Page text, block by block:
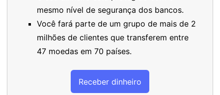
mesmo nível de segurança dos bancos.
Você fará parte de um grupo de mais de 2
milhões de clientes que transferem entre
47 moedas em 70 países.
Receber dinheiro